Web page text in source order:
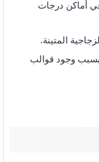
أماكن درجات
المتينة.
بسبب وجود قوالب